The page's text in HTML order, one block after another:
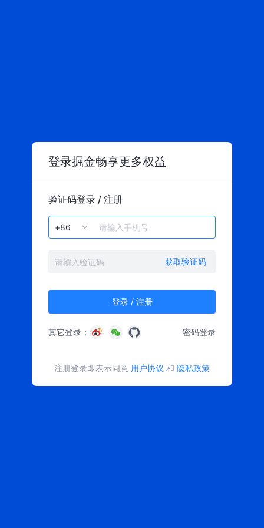
登录掘金畅享更多权益
验证码登录 / 注册
获取验证码
登录 / 注册
其它登录： 密码登录
注册登录即表示同意 用户协议 和 隐私政策